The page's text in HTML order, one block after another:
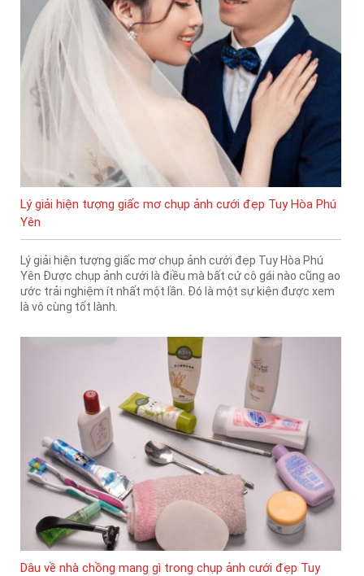
Lý giải hiện tượng giấc mơ chụp ảnh cưới đẹp Tuy Hòa Phú
Yên
Lý giải hiện tượng giấc mơ chụp ảnh cưới đẹp Tuy Hòa Phú
Yên Được chụp ảnh cưới là điều mà bất cứ cô gái nào cũng ao
ước trải nghiệm ít nhất một lần. Đó là một sự kiện được xem
là vô cùng tốt lành.
Dâu về nhà chồng mang gì trong chụp ảnh cưới đẹp Tuy